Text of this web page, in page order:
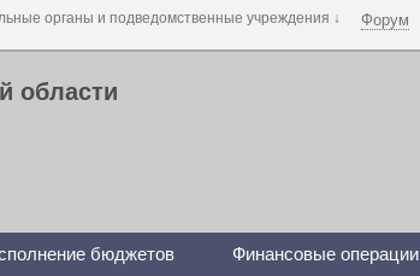
Форум
области
бюджетов Финансовые операции